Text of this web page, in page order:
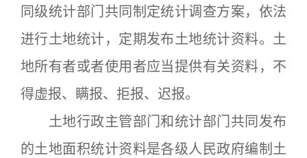
同级统计部门共同制定统计调查方案，依法
进行土地统计，定期发布土地统计资料。土
地所有者或者使用者应当提供有关资料，不
得虚报、瞒报、拒报、迟报。
土地行政主管部门和统计部门共同发布
的土地面积统计资料是各级人民政府编制土